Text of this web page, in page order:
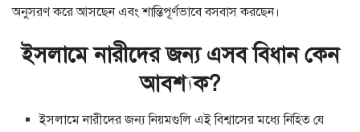
অনুসরণ করে আসছেন এবং শান্তিপূর্ণভাবে বসবাস করছেন।
ইসলামে নারীদের জন্য এসব বিধান কেন
আবশ্যক?
ইসলামে নারীদের জন্য নিয়মগুলি এই বিশ্বাসের মধ্যে নিহিত যে